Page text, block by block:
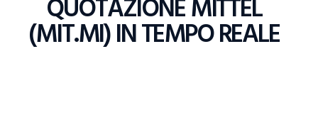
QUOTAZIONE MITTEL
(MIT.MI) IN TEMPO REALE